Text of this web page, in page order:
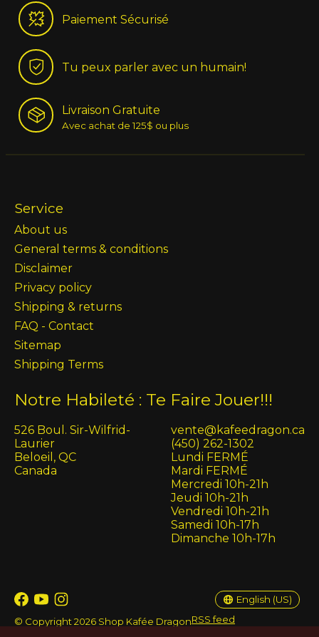
Paiement Sécurisé
Tu peux parler avec un humain!
Livraison Gratuite
Avec achat de 125$ ou plus
Service
About us
General terms & conditions
Disclaimer
Privacy policy
Shipping & returns
FAQ - Contact
Sitemap
Shipping Terms
Notre Habileté : Te Faire Jouer!!!
526 Boul. Sir-Wilfrid-
Laurier
Beloeil, QC
Canada
vente@kafeedragon.ca
(450) 262-1302
Lundi FERMÉ
Mardi FERMÉ
Mercredi 10h-21h
Jeudi 10h-21h
Vendredi 10h-21h
Samedi 10h-17h
Dimanche 10h-17h
© Copyright 2026 Shop Kafée DragonRSS feed
English (US)
English (US)